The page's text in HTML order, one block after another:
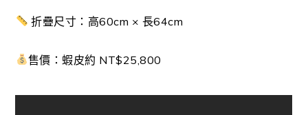
折疊尺寸：高60cm × 長64cm
售價：蝦皮約 NT$25,800